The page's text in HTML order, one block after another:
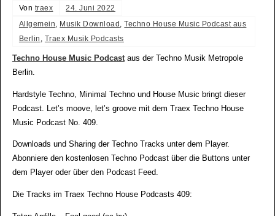
Von traex
24. Juni 2022
Allgemein, Musik Download ,Techno House Music Podcast aus
Berlin , Traex Musik Podcasts
Techno House Music Podcastaus der Techno Musik Metropole
Berlin.
Hardstyle Techno, Minimal Techno und House Music bringt dieser
Podcast. Let’s moove, let’s groove mit dem Traex Techno House
Music Podcast No. 409.
Downloads und Sharing der Techno Tracks unter dem Player.
Abonniere den kostenlosen Techno Podcast über die Buttons unter
dem Player oder über den Podcast Feed.
Die Tracks im Traex Techno House Podcasts 409: